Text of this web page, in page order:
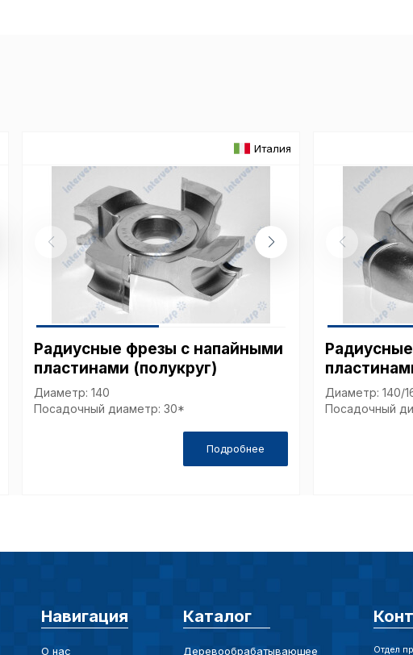
Италия
Радиусные фрезы с напайными
пластинами (полукруг)
Диаметр: 140
Посадочный диаметр: 30*
Подробнее
Диаметр: 140/
Посадочный
Навигация
О нас
Каталог
Деревообрабатывающее Отдел
Внимание:
страницы